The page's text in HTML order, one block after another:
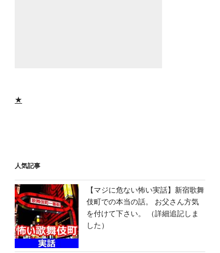
★
人気記事
【マジに危ない怖い実話】新宿歌舞
伎町での本当の話。 お父さん方気
を付けて下さい。 （詳細追記しま
した）